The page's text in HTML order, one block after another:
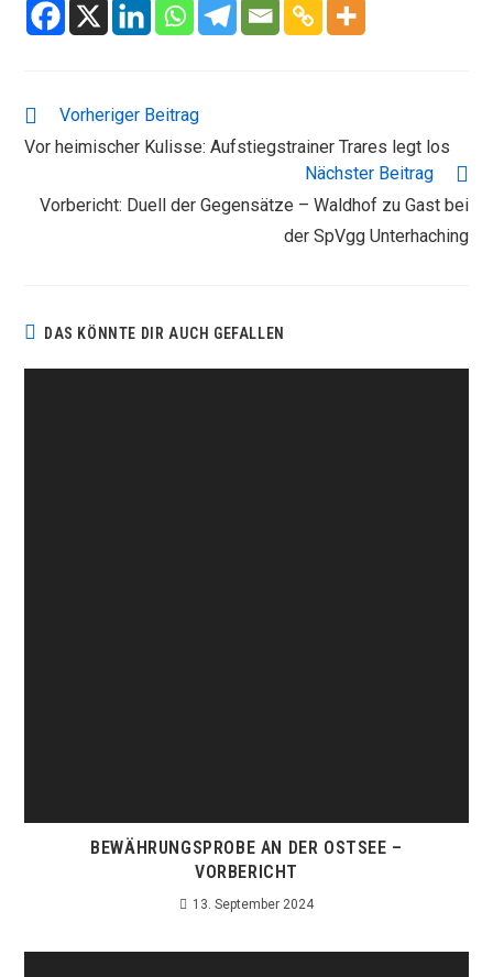
WEITERE
ANSEHEN
Vorheriger Beitrag
Vor heimischer Kulisse: Aufstiegstrainer Trares legt los
Nächster Beitrag
Vorbericht: Duell der Gegensätze – Waldhof zu Gast bei
der SpVgg Unterhaching
DAS KÖNNTE DIR AUCH GEFALLEN
BEWÄHRUNGSPROBE AN DER OSTSEE –
VORBERICHT
13. September 2024